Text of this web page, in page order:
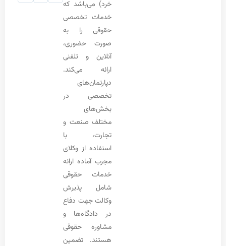
خرد) می‌باشد که
خدمات تخصصی
حقوقی را به
صورت حضوری،
آنلاین و تلفنی
ارائه می‌کند.
تخصصی در
مختلف صنعت و
تجارت، با
استفاده از وکلای
مجرب آماده ارائه
خدمات حقوقی
شامل پذیرش
وکالت جهت دفاع
در دادگاه‌ها و
مشاوره حقوقی
هستند. تضمین